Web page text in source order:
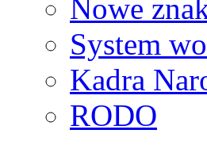
Nowe
System
Kadra
RODO